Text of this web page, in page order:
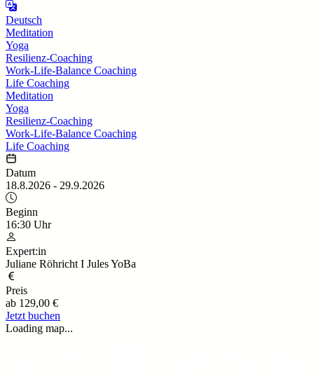
Deutsch
Meditation
Yoga
Resilienz-Coaching
Work-Life-Balance Coaching
Life Coaching
Meditation
Yoga
Resilienz-Coaching
Work-Life-Balance Coaching
Life Coaching
Datum
18.8.2026 - 29.9.2026
Beginn
16:30 Uhr
Expert:in
Juliane Röhricht I Jules YoBa
Preis
ab 129,00 €
Jetzt buchen
Loading map...